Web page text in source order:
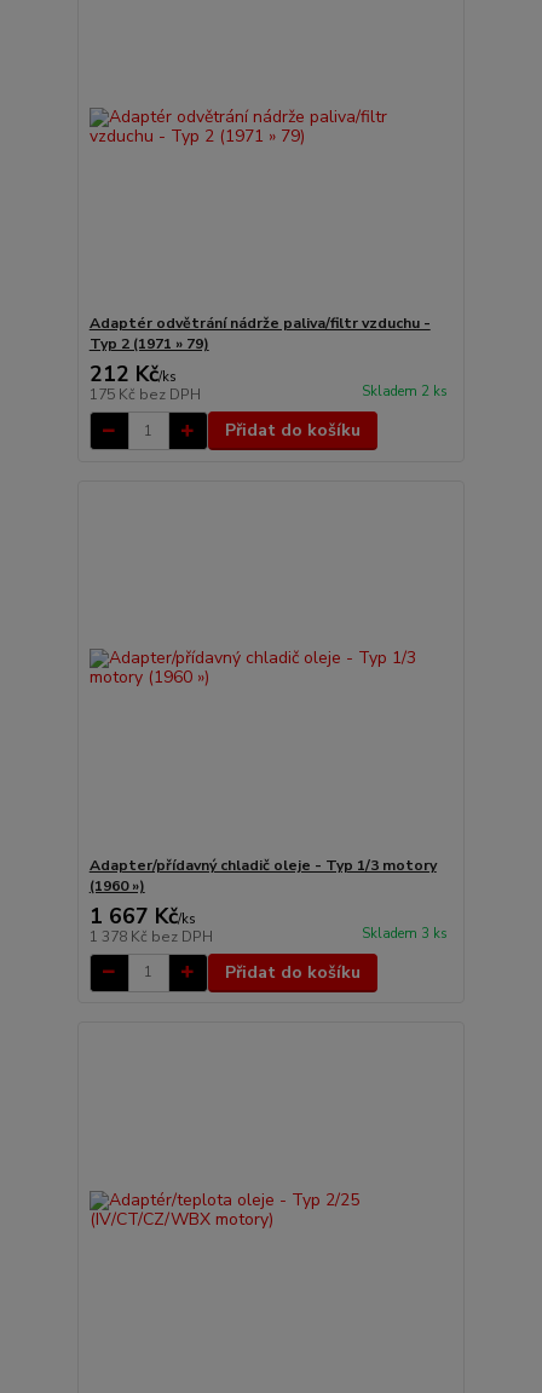
Adaptér odvětrání nádrže paliva/filtr vzduchu -
Typ 2 (1971 » 79)
212 Kč/ks
175 Kč bez DPH Skladem 2 ks
Přidat do košíku
Adapter/přídavný chladič oleje - Typ 1/3 motory
(1960 »)
1 667 Kč/ks
1 378 Kč bez DPH Skladem 3 ks
Přidat do košíku